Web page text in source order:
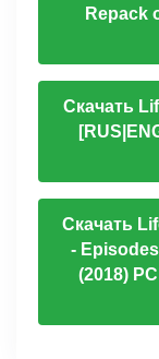
Repack
Скачать
Скачать
-
(2018)